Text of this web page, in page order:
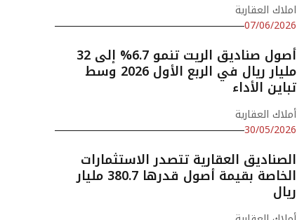
املاك العقارية
07/06/2026
أصول صناديق الريت تنمو 6.7% إلى 32
مليار ريال في الربع الأول 2026 وسط
تباين الأداء
أملاك العقارية
30/05/2026
الصناديق العقارية تتصدر الاستثمارات
الخاصة بقيمة أصول قدرها 380.7 مليار
ريال